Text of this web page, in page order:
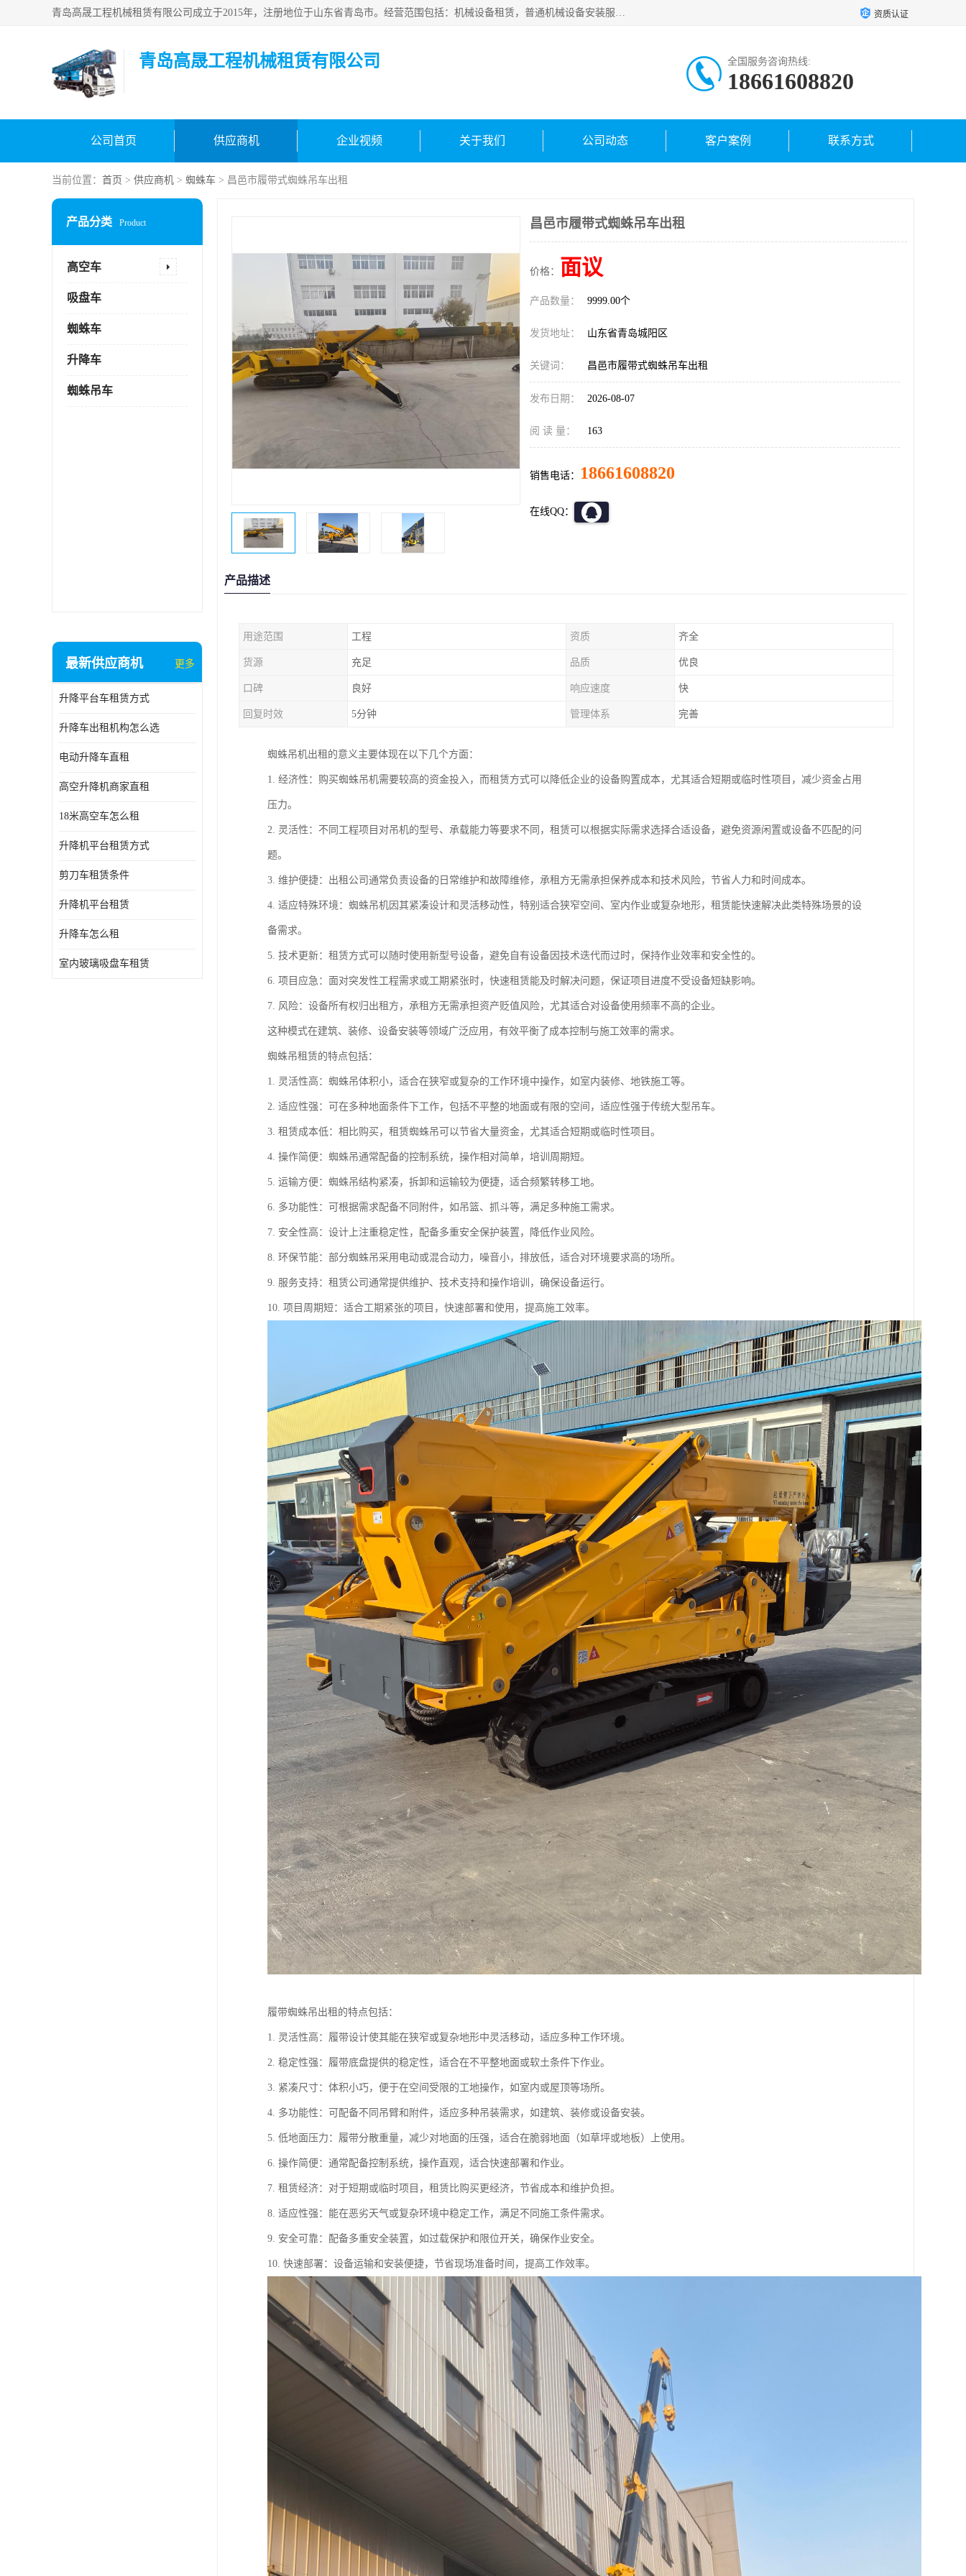
青岛高晟工程机械租赁有限公司成立于2015年，注册地位于山东省青岛市。经营范围包括：机械设备租赁，普通机械设备安装服务，电子、机械设备维护，专用设备修理，通用设备修理，机械设备销售，环境保护专用设备销售，建筑材料销售，专业保洁、清洗、消毒服务，劳动保护用品销售，信息技术咨询服务，汽车拖车、求援、清障服务，物业管理；工程管理服务，货物进出口，技术进出口，汽车销售，新能源汽车整车销售等。 资质认证
青岛高晟工程机械租赁有限公司 全国服务咨询热线:
18661608820
公司首页 供应商机 企业视频 关于我们 公司动态 客户案例 联系方式
当前位置： 首页 > 供应商机 > 蜘蛛车 > 昌邑市履带式蜘蛛吊车出租
产品分类 Product
高空车
吸盘车
蜘蛛车
升降车
蜘蛛吊车
最新供应商机 更多
升降平台车租赁方式
升降车出租机构怎么选
电动升降车直租
高空升降机商家直租
18米高空车怎么租
升降机平台租赁方式
剪刀车租赁条件
升降机平台租赁
升降车怎么租
室内玻璃吸盘车租赁
昌邑市履带式蜘蛛吊车出租
价格： 面议
产品数量： 9999.00个
发货地址： 山东省青岛城阳区
关键词： 昌邑市履带式蜘蛛吊车出租
发布日期： 2026-08-07
阅 读 量： 163
销售电话： 18661608820
在线QQ：
产品描述
用途范围 工程 资质 齐全
货源 充足 品质 优良
口碑 良好 响应速度 快
回复时效 5分钟 管理体系 完善
蜘蛛吊机出租的意义主要体现在以下几个方面：
1. 经济性：购买蜘蛛吊机需要较高的资金投入，而租赁方式可以降低企业的设备购置成本，尤其适合短期或临时性项目，减少资金占用
压力。
2. 灵活性：不同工程项目对吊机的型号、承载能力等要求不同，租赁可以根据实际需求选择合适设备，避免资源闲置或设备不匹配的问
题。
3. 维护便捷：出租公司通常负责设备的日常维护和故障维修，承租方无需承担保养成本和技术风险，节省人力和时间成本。
4. 适应特殊环境：蜘蛛吊机因其紧凑设计和灵活移动性，特别适合狭窄空间、室内作业或复杂地形，租赁能快速解决此类特殊场景的设
备需求。
5. 技术更新：租赁方式可以随时使用新型号设备，避免自有设备因技术迭代而过时，保持作业效率和安全性的。
6. 项目应急：面对突发性工程需求或工期紧张时，快速租赁能及时解决问题，保证项目进度不受设备短缺影响。
7. 风险：设备所有权归出租方，承租方无需承担资产贬值风险，尤其适合对设备使用频率不高的企业。
这种模式在建筑、装修、设备安装等领域广泛应用，有效平衡了成本控制与施工效率的需求。
蜘蛛吊租赁的特点包括：
1. 灵活性高：蜘蛛吊体积小，适合在狭窄或复杂的工作环境中操作，如室内装修、地铁施工等。
2. 适应性强：可在多种地面条件下工作，包括不平整的地面或有限的空间，适应性强于传统大型吊车。
3. 租赁成本低：相比购买，租赁蜘蛛吊可以节省大量资金，尤其适合短期或临时性项目。
4. 操作简便：蜘蛛吊通常配备的控制系统，操作相对简单，培训周期短。
5. 运输方便：蜘蛛吊结构紧凑，拆卸和运输较为便捷，适合频繁转移工地。
6. 多功能性：可根据需求配备不同附件，如吊篮、抓斗等，满足多种施工需求。
7. 安全性高：设计上注重稳定性，配备多重安全保护装置，降低作业风险。
8. 环保节能：部分蜘蛛吊采用电动或混合动力，噪音小，排放低，适合对环境要求高的场所。
9. 服务支持：租赁公司通常提供维护、技术支持和操作培训，确保设备运行。
10. 项目周期短：适合工期紧张的项目，快速部署和使用，提高施工效率。
履带蜘蛛吊出租的特点包括：
1. 灵活性高：履带设计使其能在狭窄或复杂地形中灵活移动，适应多种工作环境。
2. 稳定性强：履带底盘提供的稳定性，适合在不平整地面或软土条件下作业。
3. 紧凑尺寸：体积小巧，便于在空间受限的工地操作，如室内或屋顶等场所。
4. 多功能性：可配备不同吊臂和附件，适应多种吊装需求，如建筑、装修或设备安装。
5. 低地面压力：履带分散重量，减少对地面的压强，适合在脆弱地面（如草坪或地板）上使用。
6. 操作简便：通常配备控制系统，操作直观，适合快速部署和作业。
7. 租赁经济：对于短期或临时项目，租赁比购买更经济，节省成本和维护负担。
8. 适应性强：能在恶劣天气或复杂环境中稳定工作，满足不同施工条件需求。
9. 安全可靠：配备多重安全装置，如过载保护和限位开关，确保作业安全。
10. 快速部署：设备运输和安装便捷，节省现场准备时间，提高工作效率。